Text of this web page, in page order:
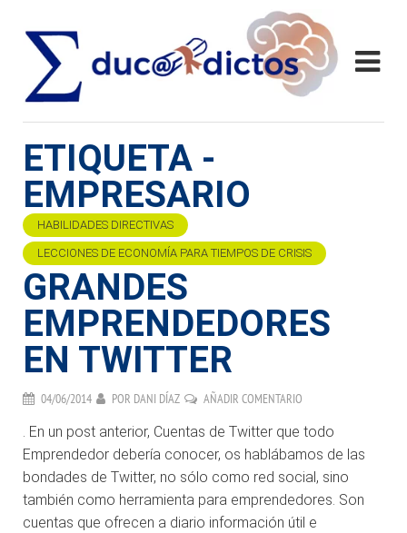
ETIQUETA -
EMPRESARIO
HABILIDADES DIRECTIVAS
LECCIONES DE ECONOMÍA PARA TIEMPOS DE CRISIS
GRANDES
EMPRENDEDORES
EN TWITTER
04/06/2014 POR DANI DÍAZ AÑADIR COMENTARIO
. En un post anterior, Cuentas de Twitter que todo
Emprendedor debería conocer, os hablábamos de las
bondades de Twitter, no sólo como red social, sino
también como herramienta para emprendedores. Son
cuentas que ofrecen a diario información útil e